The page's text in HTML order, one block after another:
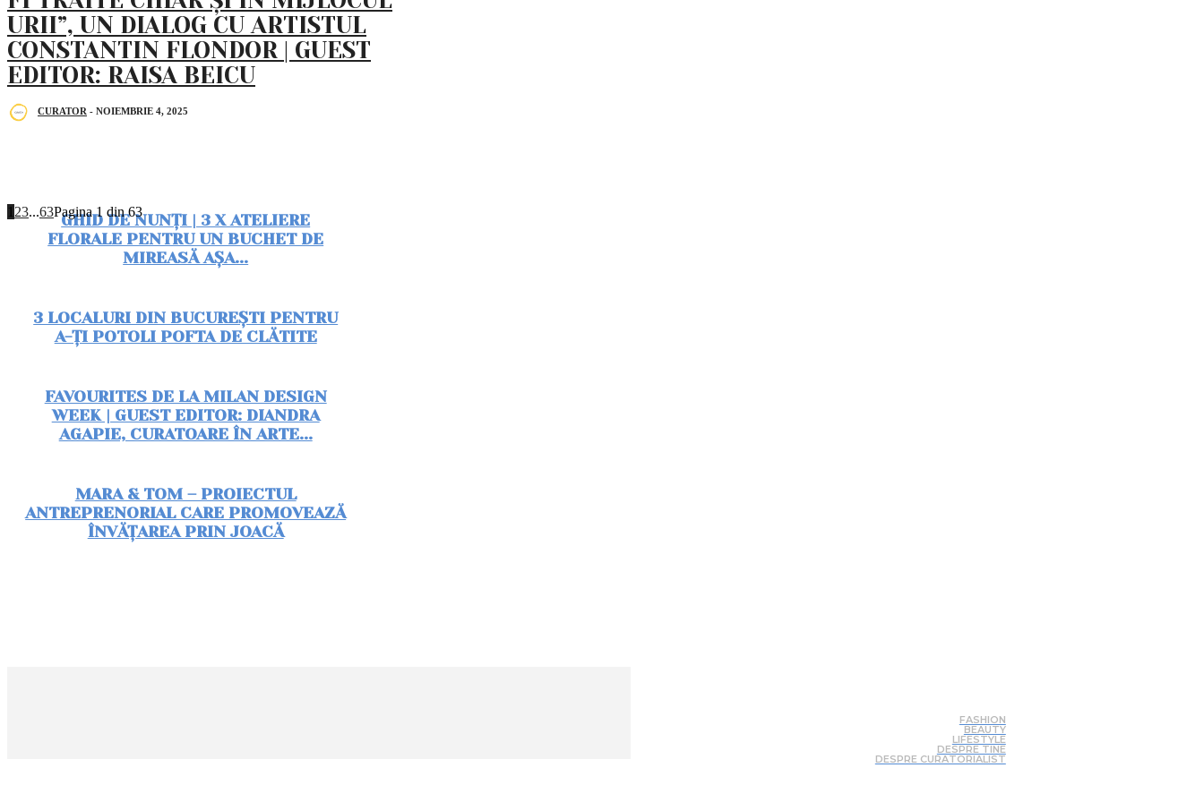
URII”, UN DIALOG CU ARTISTUL
CONSTANTIN FLONDOR | GUEST
EDITOR: RAISA BEICU
CURATOR - NOIEMBRIE 4, 2025
1 23...63Pagina 1 din 63
GHID DE NUNȚI | 3 X ATELIERE
FLORALE PENTRU UN BUCHET DE
MIREASĂ AȘA...
3 LOCALURI DIN BUCUREȘTI PENTRU
A-ȚI POTOLI POFTA DE CLĂTITE
FAVOURITES DE LA MILAN DESIGN
WEEK | GUEST EDITOR: DIANDRA
AGAPIE, CURATOARE ÎN ARTE...
MARA & TOM – PROIECTUL
ANTREPRENORIAL CARE PROMOVEAZĂ
ÎNVĂȚAREA PRIN JOACĂ
FASHION
BEAUTY
LIFESTYLE
DESPRE TINE
DESPRE CURATORIALIST